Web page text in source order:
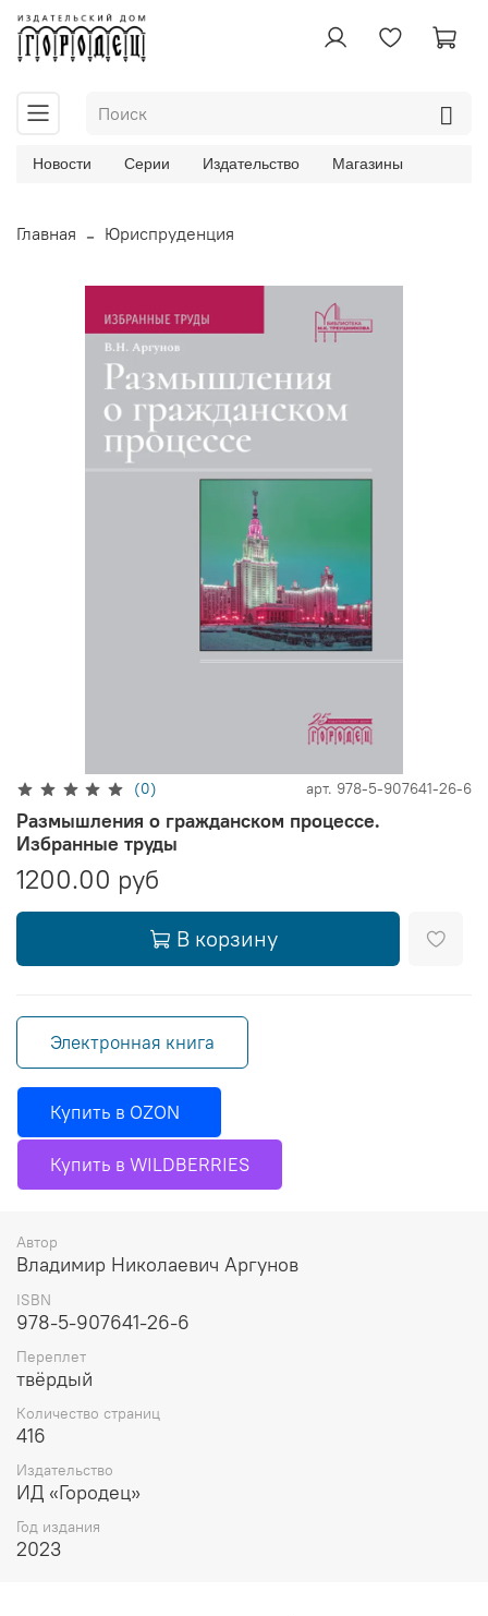
Новости Серии Издательство Магазины
Главная Юриспруденция
(0) арт. 978-5-907641-26-6
Размышления о гражданском процессе.
Избранные труды
1200.00 руб
В корзину
Электронная книга
Купить в OZON
Купить в WILDBERRIES
Автор
Владимир Николаевич Аргунов
ISBN
978-5-907641-26-6
Переплет
твёрдый
Количество страниц
416
Издательство
ИД «Городец»
Год издания
2023